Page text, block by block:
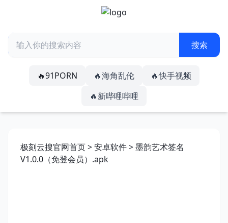
🔥91PORN 🔥海角乱伦
🔥快手视频
🔥新哔哩哔哩
极刻云搜官网首页>安卓软件> 墨韵艺术签名
V1.0.0（免登会员）.apk